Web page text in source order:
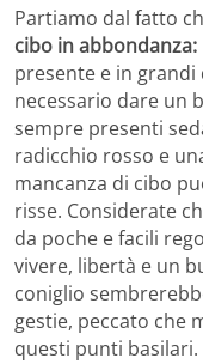
Partiamo dal fatto
cibo in abbondanza:
presente e in
necessario dare un
sempre presenti
radicchio rosso e
mancanza di cibo
risse. Considerate
da poche e facili
vivere, libertà e un
coniglio
gestie, peccato che
questi punti basilari.